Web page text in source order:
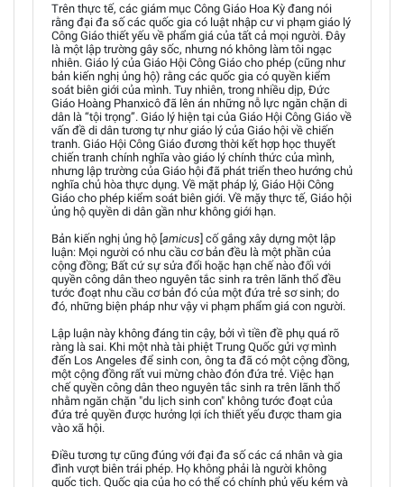
Trên thực tế, các giám mục Công Giáo Hoa Kỳ đang nói
rằng đại đa số các quốc gia có luật nhập cư vi phạm giáo lý
Công Giáo thiết yếu về phẩm giá của tất cả mọi người. Đây
là một lập trường gây sốc, nhưng nó không làm tôi ngạc
nhiên. Giáo lý của Giáo Hội Công Giáo cho phép (cũng như
bản kiến nghị ủng hộ) rằng các quốc gia có quyền kiểm
soát biên giới của mình. Tuy nhiên, trong nhiều dịp, Đức
Giáo Hoàng Phanxicô đã lên án những nỗ lực ngăn chặn di
dân là “tội trọng”. Giáo lý hiện tại của Giáo Hội Công Giáo về
vấn đề di dân tương tự như giáo lý của Giáo hội về chiến
tranh. Giáo Hội Công Giáo đương thời kết hợp học thuyết
chiến tranh chính nghĩa vào giáo lý chính thức của mình,
nhưng lập trường của Giáo hội đã phát triển theo hướng chủ
nghĩa chủ hòa thực dụng. Về mặt pháp lý, Giáo Hội Công
Giáo cho phép kiểm soát biên giới. Về mặy thực tế, Giáo hội
ủng hộ quyền di dân gần như không giới hạn.
Bản kiến nghị ủng hộ [amicus] cố gắng xây dựng một lập
luận: Mọi người có nhu cầu cơ bản đều là một phần của
cộng đồng; Bất cứ sự sửa đổi hoặc hạn chế nào đối với
quyền công dân theo nguyên tắc sinh ra trên lãnh thổ đều
tước đoạt nhu cầu cơ bản đó của một đứa trẻ sơ sinh; do
đó, những biện pháp như vậy vi phạm phẩm giá con người.
Lập luận này không đáng tin cậy, bởi vì tiền đề phụ quá rõ
ràng là sai. Khi một nhà tài phiệt Trung Quốc gửi vợ mình
đến Los Angeles để sinh con, ông ta đã có một cộng đồng,
một cộng đồng rất vui mừng chào đón đứa trẻ. Việc hạn
chế quyền công dân theo nguyên tắc sinh ra trên lãnh thổ
nhằm ngăn chặn "du lịch sinh con" không tước đoạt của
đứa trẻ quyền được hưởng lợi ích thiết yếu được tham gia
vào xã hội.
Điều tương tự cũng đúng với đại đa số các cá nhân và gia
đình vượt biên trái phép. Họ không phải là người không
quốc tịch. Quốc gia của họ có thể có chính phủ yếu kém và